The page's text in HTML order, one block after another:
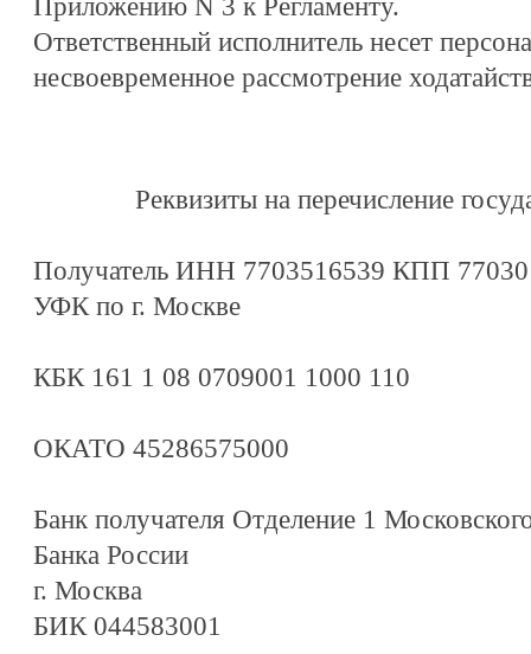
Приложению N 3 к Регламенту.
Ответственный исполнитель несет
несвоевременное рассмотрение
Реквизиты на перечисление
Получатель ИНН 7703516539 КПП
УФК по г. Москве
КБК 161 1 08 0709001 1000 110
ОКАТО 45286575000
Банк получателя Отделение 1
Банка России
г. Москва
БИК 044583001